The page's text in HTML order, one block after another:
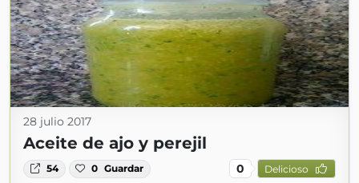
28 julio 2017
Aceite de ajo y perejil
54 0 Guardar 0 Delicioso